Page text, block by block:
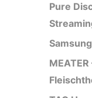
Pure